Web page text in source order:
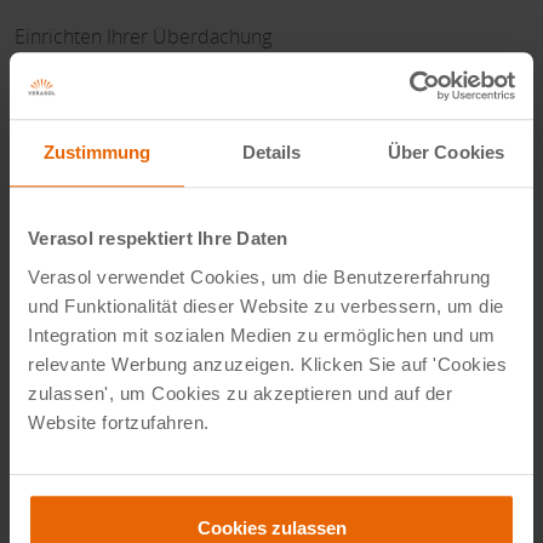
Zustimmung Details Über Cookies
Verasol respektiert Ihre Daten
Verasol verwendet Cookies, um die Benutzererfahrung
und Funktionalität dieser Website zu verbessern, um die
Integration mit sozialen Medien zu ermöglichen und um
relevante Werbung anzuzeigen. Klicken Sie auf 'Cookies
zulassen', um Cookies zu akzeptieren und auf der
Website fortzufahren.
Cookies zulassen
Einrichten Ihrer Überdachung
Eine Terrassenüberdachung muss nicht groß sein, um zu
Ihrem Lieblingsplatz zu werden. Auch hier ist ein
Übersichtsplan eine gute Idee. So können Sie mit der
optisch größer wirken zu lassen. Was halten Sie von weißen
Stühlen mit Schalensitzen und Armlehnen um einen
Esstisch aus heller Eiche? Oder von Kissen in Pastelltönen
für die Loungegarnitur? Fügen Sie dann mit schönen
Accessoires ein paar Farbtupfer hinzu. Aber denken Sie
daran: Weniger ist mehr.
Sie möchten sich inspirieren lassen?
Dann besuchen Sie eine unserer Filialen. Eine davon liegt